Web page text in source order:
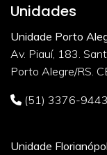
Unidades
Unidade Porto
Av. Piauí, 183.
Porto Alegre/RS.
(51) 3376-9443
Unidade